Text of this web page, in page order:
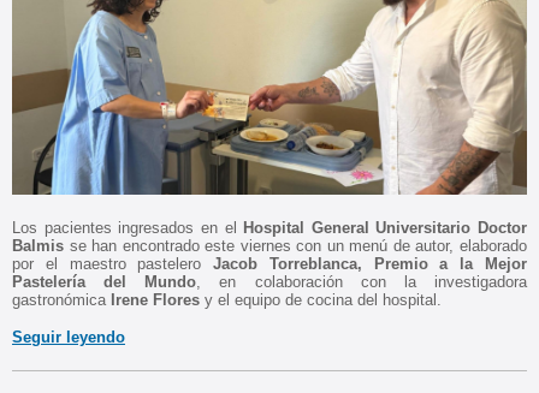
Los pacientes ingresados en el
Hospital General Universitario Doctor
Balmis se han encontrado este viernes con un menú de autor, elaborado
por el maestro pasteleroJacob Torreblanca,
Premio a la Mejor
Pastelería del Mundo, en colaboración con la investigadora
gastronómica Irene Flores y el equipo de cocina del hospital.
Seguir leyendo